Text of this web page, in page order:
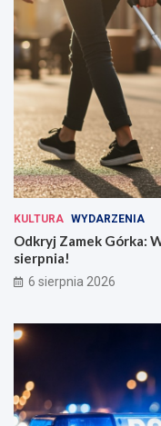
KULTURA WYDARZENIA
Odkryj Zamek Górka:
sierpnia!
6 sierpnia 2026